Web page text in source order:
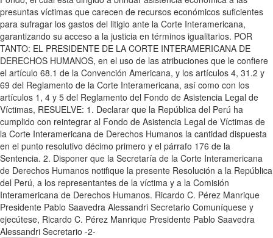
presuntas víctimas que carecen de recursos económicos suficientes
para sufragar los gastos del litigio ante la Corte Interamericana,
garantizando su acceso a la justicia en términos igualitarios. POR
TANTO: EL PRESIDENTE DE LA CORTE INTERAMERICANA DE
DERECHOS HUMANOS, en el uso de las atribuciones que le confiere
el artículo 68.1 de la Convención Americana, y los artículos 4, 31.2 y
69 del Reglamento de la Corte Interamericana, así como con los
artículos 1, 4 y 5 del Reglamento del Fondo de Asistencia Legal de
Víctimas, RESUELVE: 1. Declarar que la República del Perú ha
cumplido con reintegrar al Fondo de Asistencia Legal de Víctimas de
la Corte Interamericana de Derechos Humanos la cantidad dispuesta
en el punto resolutivo décimo primero y el párrafo 176 de la
Sentencia. 2. Disponer que la Secretaría de la Corte Interamericana
de Derechos Humanos notifique la presente Resolución a la República
del Perú, a los representantes de la víctima y a la Comisión
Interamericana de Derechos Humanos. Ricardo C. Pérez Manrique
Presidente Pablo Saavedra Alessandri Secretario Comuníquese y
ejecútese, Ricardo C. Pérez Manrique Presidente Pablo Saavedra
Alessandri Secretario -2-